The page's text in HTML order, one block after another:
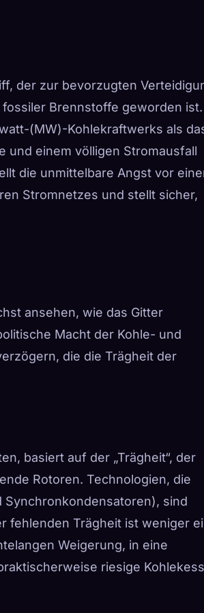
der zur bevorzugten
Brennstoffe geworden ist.
(MW)-Kohlekraftwerks als
und einem völligen Stromausfall
die unmittelbare Angst vor
Stromnetzes und stellt sicher,
ansehen, wie das Gitter
Macht der Kohle- und
die die Trägheit der
basiert auf der „Trägheit“, der
Rotoren. Technologien, die
sind
fehlenden Trägheit ist weniger
Weigerung, in eine
riesige